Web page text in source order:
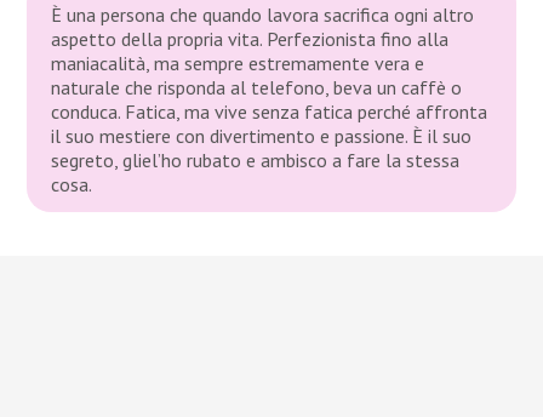
È una persona che quando lavora sacrifica ogni altro
aspetto della propria vita. Perfezionista fino alla
maniacalità, ma sempre estremamente vera e
naturale che risponda al telefono, beva un caffè o
conduca. Fatica, ma vive senza fatica perché affronta
il suo mestiere con divertimento e passione. È il suo
segreto, gliel’ho rubato e ambisco a fare la stessa
cosa.